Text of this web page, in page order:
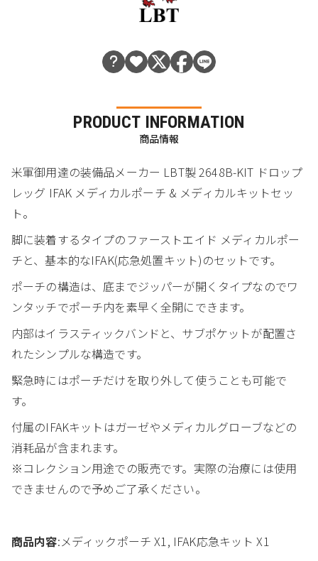
PRODUCT INFORMATION
商品情報
米軍御用達の装備品メーカー LBT製 2648B-KIT ドロップ
レッグ IFAK メディカルポーチ & メディカルキットセッ
ト。
脚に装着するタイプのファーストエイド メディカルポー
チと、基本的なIFAK(応急処置キット)のセットです。
ポーチの構造は、底までジッパーが開くタイプなのでワ
ンタッチでポーチ内を素早く全開にできます。
内部はイラスティックバンドと、サブポケットが配置さ
れたシンプルな構造です。
緊急時にはポーチだけを取り外して使うことも可能で
す。
付属のIFAKキットはガーゼやメディカルグローブなどの
消耗品が含まれます。
※コレクション用途での販売です。実際の治療には使用
できませんので予めご了承ください。
商品内容:メディックポーチ X1, IFAK応急キット X1